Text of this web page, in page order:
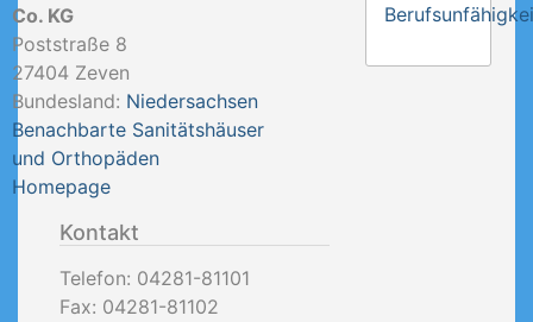
Co. KG
Poststraße 8
27404 Zeven
Bundesland: Niedersachsen
Benachbarte Sanitätshäuser
und Orthopäden
Homepage
Kontakt
Telefon: 04281-81101
Fax: 04281-81102